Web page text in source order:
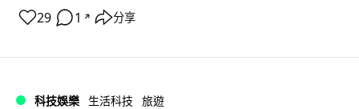
29 1 ↗ 分享
科技娛樂 生活科技 旅遊